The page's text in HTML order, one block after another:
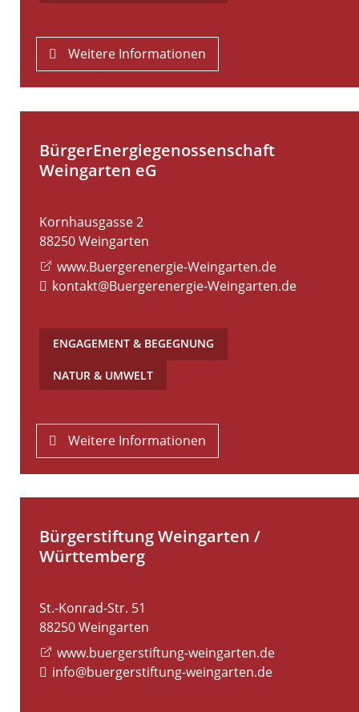
Weitere Informationen
BürgerEnergiegenossenschaft
Weingarten eG
Kornhausgasse 2
88250Weingarten
www.Buergerenergie-Weingarten.de
kontakt@Buergerenergie-Weingarten.de
ENGAGEMENT & BEGEGNUNG
NATUR & UMWELT
Weitere Informationen
Bürgerstiftung Weingarten /
Württemberg
St.-Konrad-Str. 51
88250Weingarten
www.buergerstiftung-weingarten.de
info@buergerstiftung-weingarten.de